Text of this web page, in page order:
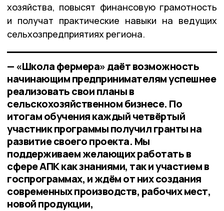
хозяйства, повысят финансовую грамотность
и получат практические навыки на ведущих
сельхозпредприятиях региона.
— «Школа фермера» даёт возможность
начинающим предпринимателям успешнее
реализовать свои планы в
сельскохозяйственном бизнесе. По
итогам обучения каждый четвёртый
участник программы получил гранты на
развитие своего проекта. Мы
поддерживаем желающих работать в
сфере АПК как знаниями, так и участием в
госпрограммах, и ждём от них создания
современных производств, рабочих мест,
новой продукции,